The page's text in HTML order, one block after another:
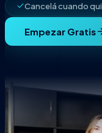
Cancelá cuando
Empezar Gratis